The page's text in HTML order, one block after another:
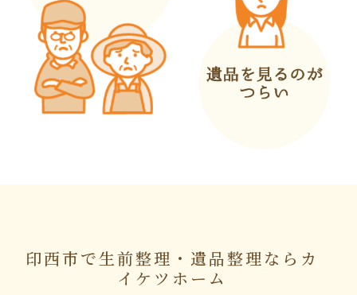
印西市で生前整理・遺品整理ならカ
イケツホーム